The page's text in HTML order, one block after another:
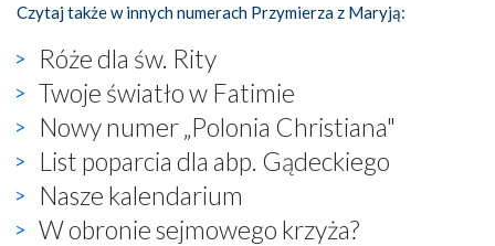
Czytaj także w innych numerach Przymierza z Maryją:
Róże dla św. Rity
Twoje światło w Fatimie
Nowy numer „Polonia Christiana"
List poparcia dla abp. Gądeckiego
Nasze kalendarium
W obronie sejmowego krzyża?